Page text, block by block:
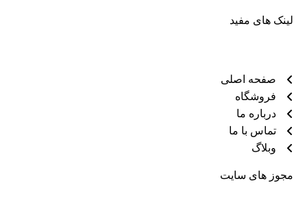
لینک های مفید
صفحه اصلی
فروشگاه
درباره ما
تماس با ما
وبلاگ
مجوز های سایت